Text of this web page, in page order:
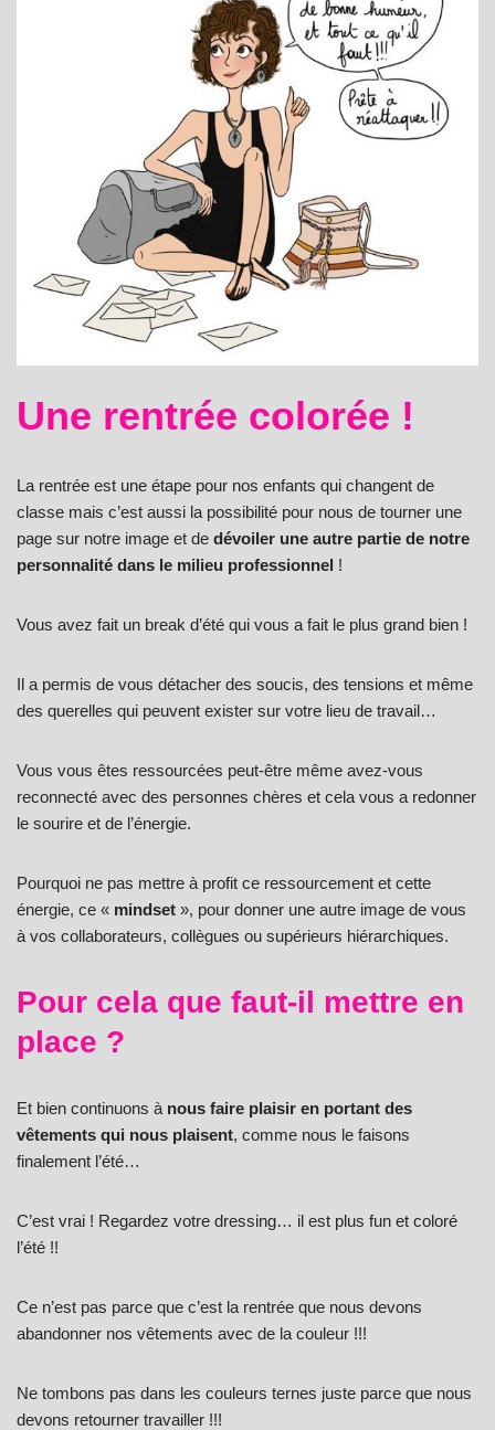
Une rentrée colorée !
La rentrée est une étape pour nos enfants qui changent de
classe mais c’est aussi la possibilité pour nous de tourner une
page sur notre image et de dévoiler une autre partie de notre
personnalité dans le milieu professionnel !
Vous avez fait un break d’été qui vous a fait le plus grand bien !
Il a permis de vous détacher des soucis, des tensions et même
des querelles qui peuvent exister sur votre lieu de travail…
Vous vous êtes ressourcées peut-être même avez-vous
reconnecté avec des personnes chères et cela vous a redonner
le sourire et de l’énergie.
Pourquoi ne pas mettre à profit ce ressourcement et cette
énergie, ce « mindset », pour donner une autre image de vous
à vos collaborateurs, collègues ou supérieurs hiérarchiques.
Pour cela que faut-il mettre en
place ?
Et bien continuons à nous faire plaisir en portant des
vêtements qui nous plaisent, comme nous le faisons
finalement l’été…
C’est vrai ! Regardez votre dressing… il est plus fun et coloré
l’été !!
Ce n’est pas parce que c’est la rentrée que nous devons
abandonner nos vêtements avec de la couleur !!!
Ne tombons pas dans les couleurs ternes juste parce que nous
devons retourner travailler !!!